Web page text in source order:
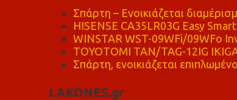
Σπάρτη – Ενοικιάζεται
HISENSE CA35LR03G Easy
WINSTAR WST-09WFi/09WFo
TOYOTOMI TAN/TAG-12IG
Σπάρτη, ενοικιάζεται
LAKONES.gr